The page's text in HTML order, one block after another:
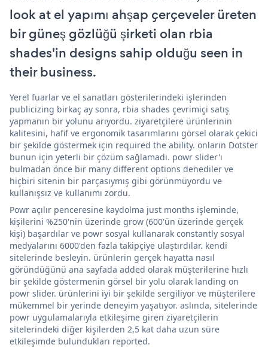
look at el yapımı ahşap çerçeveler üreten
bir güneş gözlüğü şirketi olan rbia
shades'in designs sahip olduğu seen in
their business.
Yerel fuarlar ve el sanatları gösterilerindeki işlerinden
publicizing birkaç ay sonra, rbia shades çevrimiçi satış
yapmanın bir yolunu arıyordu. ziyaretçilere ürünlerinin
kalitesini, hafif ve ergonomik tasarımlarını görsel olarak çekici
bir şekilde göstermek için required the ability. onların Dotster
bunun için yeterli bir çözüm sağlamadı. powr slider'ı
bulmadan önce bir many different options denediler ve
hiçbiri sitenin bir parçasıymış gibi görünmüyordu ve
kullanışsız ve kullanımı zordu.
Powr açılır penceresine kaydolma just months işleminde,
kişilerini %250'nin üzerinde grow (600'ün üzerinde gerçek
kişi) başardılar ve powr sosyal kullanarak constantly sosyal
medyalarını 6000'den fazla takipçiye ulaştırdılar. kendi
sitelerinde besleyin. ürünlerin gerçek hayatta nasıl
göründüğünü ana sayfada added olarak müşterilerine hızlı
bir şekilde göstermenin görsel bir yolu olarak landing on
powr slider. ürünlerini iyi bir şekilde sergiliyor ve müşterilere
mükemmel bir yerinde deneyim yaşatıyor. aslında, sitelerinde
powr uygulamalarıyla etkileşime giren ziyaretçilerin
sitelerindeki diğer kişilerden 2,5 kat daha uzun süre
etkileşimde bulundukları reported.